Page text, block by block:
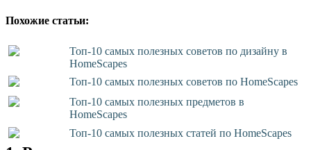
Похожие статьи:
Топ-10 самых полезных советов по дизайну в
HomeScapes
Топ-10 самых полезных советов по HomeScapes
Топ-10 самых полезных предметов в
HomeScapes
Топ-10 самых полезных статей по HomeScapes